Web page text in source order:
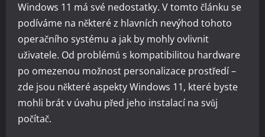
Windows 11 má své nedostatky. V tomto článku se
podíváme na některé z hlavních nevýhod tohoto
operačního systému a jak by mohly ovlivnit
uživatele. Od problémů s kompatibilitou hardware
po omezenou možnost personalizace prostředí –
zde jsou některé aspekty Windows 11, které byste
mohli brát v úvahu před jeho instalací na svůj
počítač.